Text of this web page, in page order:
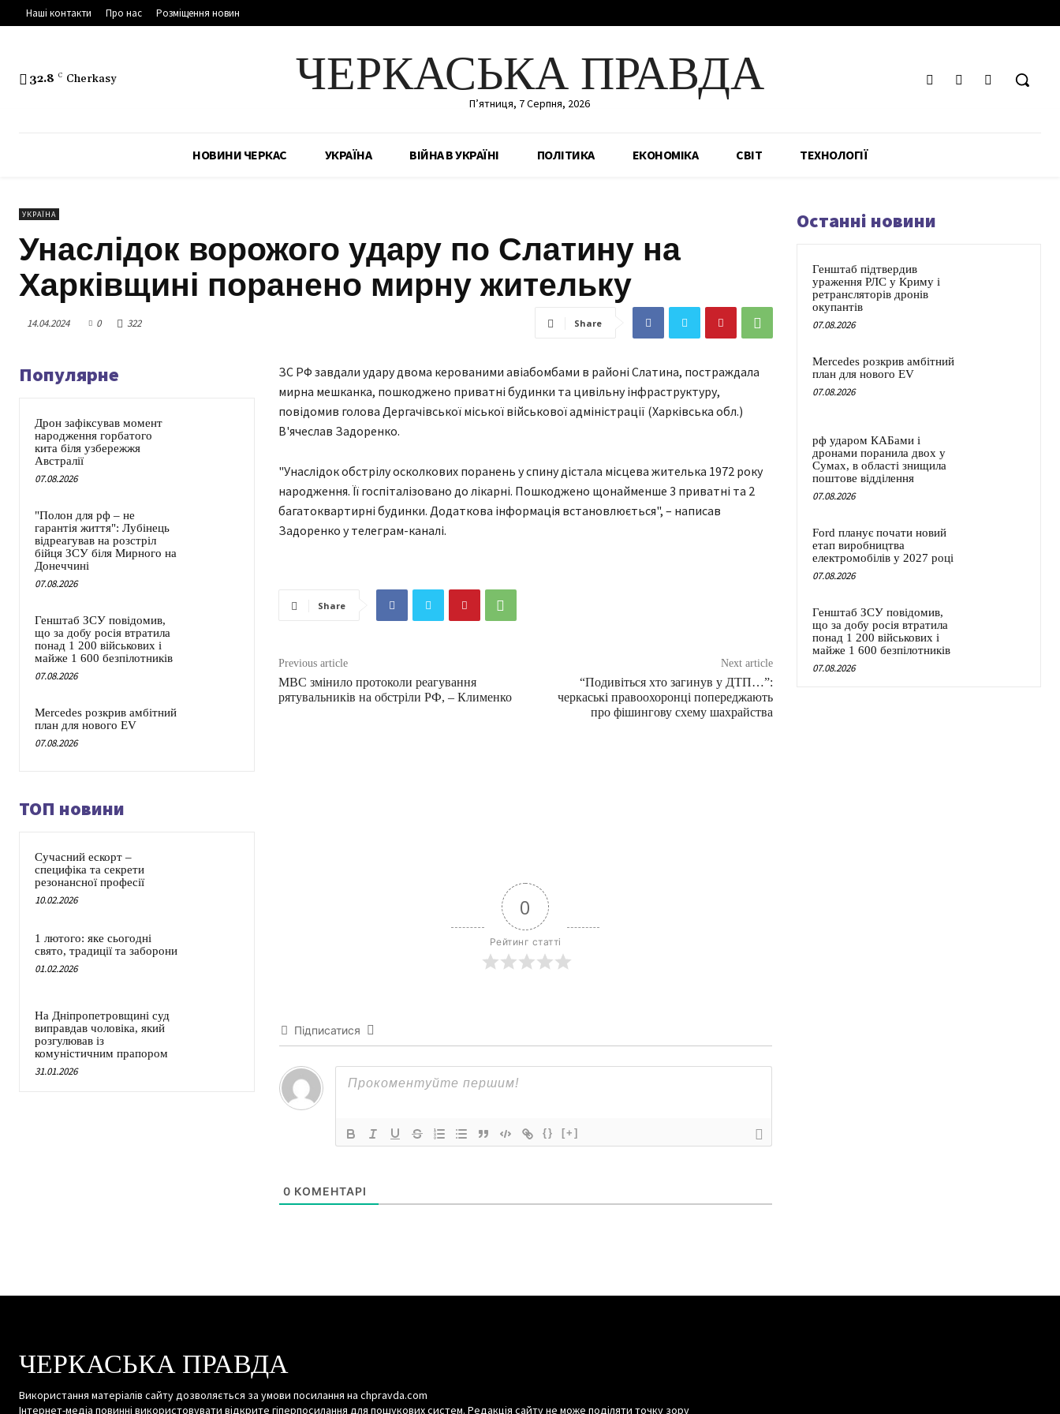
Наші контакти Про нас Розміщення новин
32.8 C Cherkasy ЧЕРКАСЬКА ПРАВДА
П’ятниця, 7 Серпня, 2026
НОВИНИ ЧЕРКАС УКРАЇНА ВІЙНА В УКРАЇНІ ПОЛІТИКА ЕКОНОМІКА СВІТ ТЕХНОЛОГІЇ
УКРАЇНА
Унаслідок ворожого удару по Слатину на
Харківщині поранено мирну жительку
14.04.2024 0 322 Share
Популярне
Дрон зафіксував момент
народження горбатого
кита біля узбережжя
Австралії
07.08.2026
"Полон для рф – не
гарантія життя": Лубінець
відреагував на розстріл
бійця ЗСУ біля Мирного на
Донеччині
07.08.2026
Генштаб ЗСУ повідомив,
що за добу росія втратила
понад 1 200 військових і
майже 1 600 безпілотників
07.08.2026
Mercedes розкрив амбітний
план для нового EV
07.08.2026
ЗС РФ завдали удару двома керованими авіабомбами в районі Слатина, постраждала
мирна мешканка, пошкоджено приватні будинки та цивільну інфраструктуру,
повідомив голова Дергачівської міської військової адміністрації (Харківська обл.)
В'ячеслав Задоренко.
"Унаслідок обстрілу осколкових поранень у спину дістала місцева жителька 1972 року
народження. Її госпіталізовано до лікарні. Пошкоджено щонайменше 3 приватні та 2
багатоквартирні будинки. Додаткова інформація встановлюється", – написав
Задоренко у телеграм-каналі.
Share
Previous article
МВС змінило протоколи реагування
рятувальників на обстріли РФ, – Клименко
Next article
“Подивіться хто загинув у ДТП…”:
черкаські правоохоронці попереджають
про фішингову схему шахрайства
ТОП новини
Сучасний ескорт –
специфіка та секрети
резонансної професії
10.02.2026
1 лютого: яке сьогодні
свято, традиції та заборони
01.02.2026
На Дніпропетровщині суд
виправдав чоловіка, який
розгулював із
комуністичним прапором
31.01.2026
0
Рейтинг статті
Підписатися
{} [+]
0 КОМЕНТАРІ
Останні новини
Генштаб підтвердив
ураження РЛС у Криму і
ретрансляторів дронів
окупантів
07.08.2026
Mercedes розкрив амбітний
план для нового EV
07.08.2026
рф ударом КАБами і
дронами поранила двох у
Сумах, в області знищила
поштове відділення
07.08.2026
Ford планує почати новий
етап виробництва
електромобілів у 2027 році
07.08.2026
Генштаб ЗСУ повідомив,
що за добу росія втратила
понад 1 200 військових і
майже 1 600 безпілотників
07.08.2026
ЧЕРКАСЬКА ПРАВДА
Використання матеріалів сайту дозволяється за умови посилання на chpravda.com
Інтернет-медіа повинні використовувати відкрите гіперпосилання для пошукових систем. Редакція сайту не може поділяти точку зору